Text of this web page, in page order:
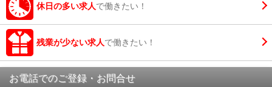
休日の多い求人で働きたい！
残業が少ない求人で働きたい！
お電話でのご登録・お問合せ